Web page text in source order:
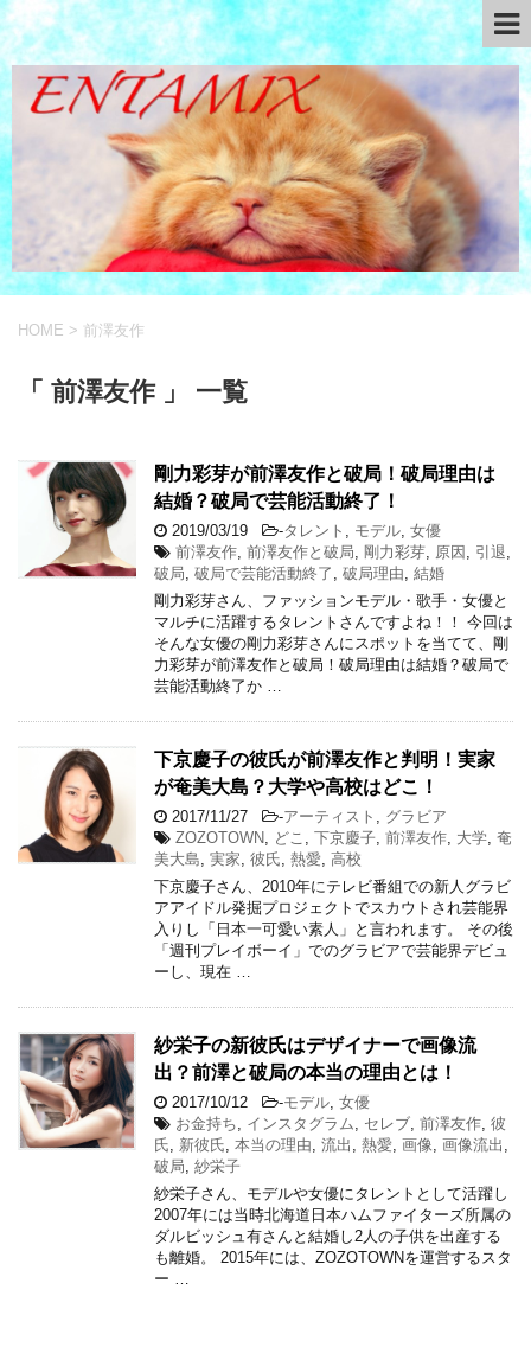
HOME > 前澤友作
「 前澤友作 」 一覧
剛力彩芽が前澤友作と破局！破局理由は
結婚？破局で芸能活動終了！
2019/03/19 -タレント モデル 女優
前澤友作 前澤友作と破局 剛力彩芽 原因 引退
破局 破局で芸能活動終了 破局理由 結婚
剛力彩芽さん、ファッションモデル・歌手・女優と
マルチに活躍するタレントさんですよね！！ 今回は
そんな女優の剛力彩芽さんにスポットを当てて、剛
力彩芽が前澤友作と破局！破局理由は結婚？破局で
芸能活動終了か …
下京慶子の彼氏が前澤友作と判明！実家
が奄美大島？大学や高校はどこ！
2017/11/27 -アーティスト
グラビア
ZOZOTOWN
どこ 下京慶子 前澤友作 大学 奄
美大島 実家 彼氏 熱愛 高校
下京慶子さん、2010年にテレビ番組での新人グラビ
アアイドル発掘プロジェクトでスカウトされ芸能界
入りし「日本一可愛い素人」と言われます。 その後
「週刊プレイボーイ」でのグラビアで芸能界デビュ
ーし、現在 …
紗栄子の新彼氏はデザイナーで画像流
出？前澤と破局の本当の理由とは！
2017/10/12 -モデル 女優
お金持ち
インスタグラム セレブ 前澤友作 彼
氏
新彼氏 本当の理由 流出 熱愛 画像 画像流出
破局 紗栄子
紗栄子さん、モデルや女優にタレントとして活躍し
2007年には当時北海道日本ハムファイターズ所属の
ダルビッシュ有さんと結婚し2人の子供を出産する
も離婚。 2015年には、ZOZOTOWNを運営するスタ
ー …